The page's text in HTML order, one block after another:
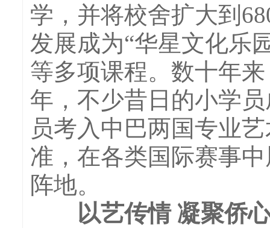
学，并将校舍扩大到
发展成为“华星文化乐
等多项课程。数十年
年，不少昔日的小学
员考入中巴两国专业
准，在各类国际赛事
阵地。
以艺传情 凝聚侨